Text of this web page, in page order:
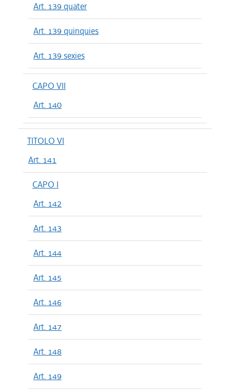
Art. 139 quater
Art. 139 quinquies
Art. 139 sexies
CAPO VII
Art. 140
TITOLO VI
Art. 141
CAPO I
Art. 142
Art. 143
Art. 144
Art. 145
Art. 146
Art. 147
Art. 148
Art. 149